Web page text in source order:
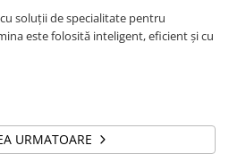
soluții de specialitate pentru
este folosită inteligent, eficient și cu
URMATOARE